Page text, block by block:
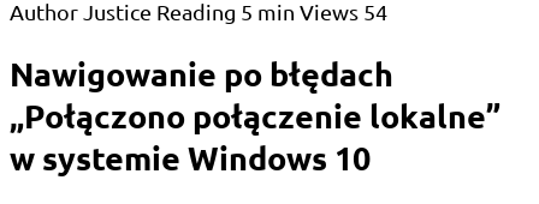
AuthorJustice Reading 5 min Views 54
Nawigowanie po błędach
„Połączono połączenie lokalne”
w systemie Windows 10